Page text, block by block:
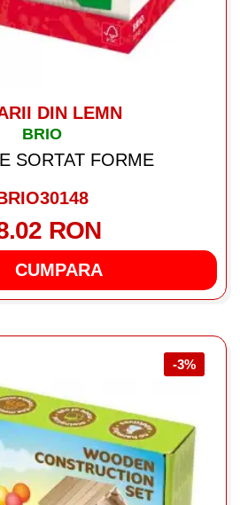
DIN LEMN
BRIO
SORTAT FORME
RON
CUMPARA
-3%